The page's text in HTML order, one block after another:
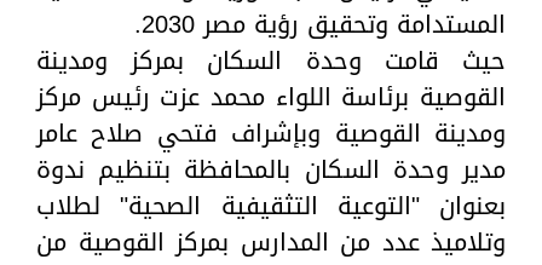
المستدامة وتحقيق رؤية مصر 2030.
حيث قامت وحدة السكان بمركز ومدينة
القوصية برئاسة اللواء محمد عزت رئيس مركز
ومدينة القوصية وبإشراف فتحي صلاح عامر
مدير وحدة السكان بالمحافظة بتنظيم ندوة
بعنوان "التوعية التثقيفية الصحية" لطلاب
وتلاميذ عدد من المدارس بمركز القوصية من